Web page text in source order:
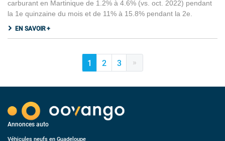
carburant en Martinique de 1.2% à 4.6% (vs. oct. 2022) pendant
la 1e quinzaine du mois et de 11% à 15.8% pendant la 2e.
EN SAVOIR +
1 2 3 »
Annonces auto
Véhicules neufs en Guadeloupe